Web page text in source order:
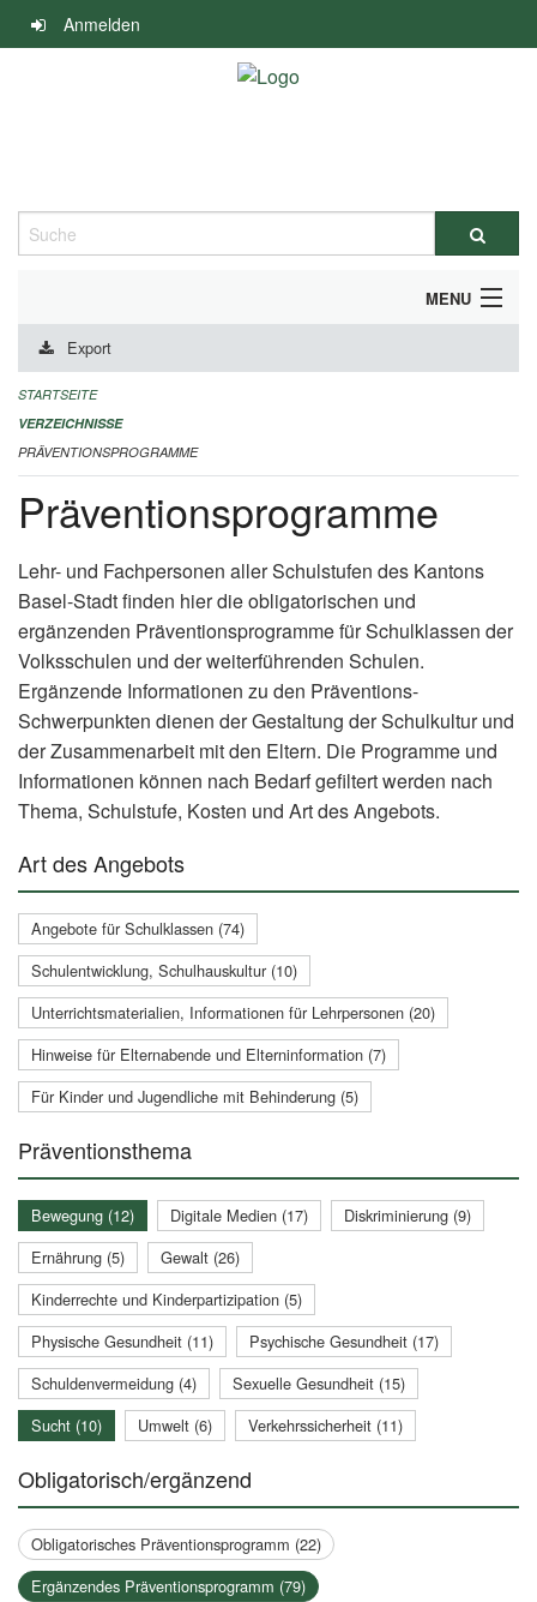
Navigation
überspringen
Anmelden
Suche
MENU
DURCHFÜHRUNG UND FINANZIERUNG
IMPRESSUM
Export
STARTSEITE
VERZEICHNISSE
PRÄVENTIONSPROGRAMME
Präventionsprogramme
Lehr- und Fachpersonen aller Schulstufen des Kantons
Basel-Stadt finden hier die obligatorischen und
ergänzenden Präventionsprogramme für Schulklassen der
Volksschulen und der weiterführenden Schulen.
Ergänzende Informationen zu den Präventions-
Schwerpunkten dienen der Gestaltung der Schulkultur und
der Zusammenarbeit mit den Eltern. Die Programme und
Informationen können nach Bedarf gefiltert werden nach
Thema, Schulstufe, Kosten und Art des Angebots.
Art des Angebots
Angebote für Schulklassen (74)
Schulentwicklung, Schulhauskultur (10)
Unterrichtsmaterialien, Informationen für Lehrpersonen (20)
Hinweise für Elternabende und Elterninformation (7)
Für Kinder und Jugendliche mit Behinderung (5)
Präventionsthema
Bewegung (12) Digitale Medien (17)
Diskriminierung (9)
Ernährung (5)
Gewalt (26)
Kinderrechte und Kinderpartizipation (5)
Physische Gesundheit (11)
Psychische Gesundheit (17)
Schuldenvermeidung (4)
Sexuelle Gesundheit (15)
Sucht (10)
Umwelt (6) Verkehrssicherheit (11)
Obligatorisch/ergänzend
Obligatorisches Präventionsprogramm (22)
Ergänzendes Präventionsprogramm (79)